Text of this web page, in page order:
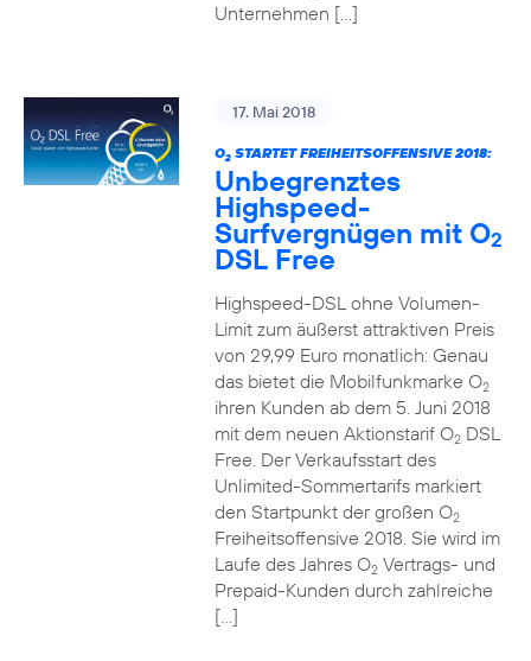
Unternehmen […]
17. Mai 2018
O2STARTET FREIHEITSOFFENSIVE 2018:
Unbegrenztes
Highspeed-
Surfvergnügen mit O2
DSL Free
Highspeed-DSL ohne Volumen-
Limit zum äußerst attraktiven Preis
von 29,99 Euro monatlich: Genau
das bietet die Mobilfunkmarke O2
ihren Kunden ab dem 5. Juni 2018
mit dem neuen Aktionstarif O2DSL
Free. Der Verkaufsstart des
Unlimited-Sommertarifs markiert
den Startpunkt der großen O2
Freiheitsoffensive 2018. Sie wird im
Laufe des Jahres O2Vertrags- und
Prepaid-Kunden durch zahlreiche
[…]